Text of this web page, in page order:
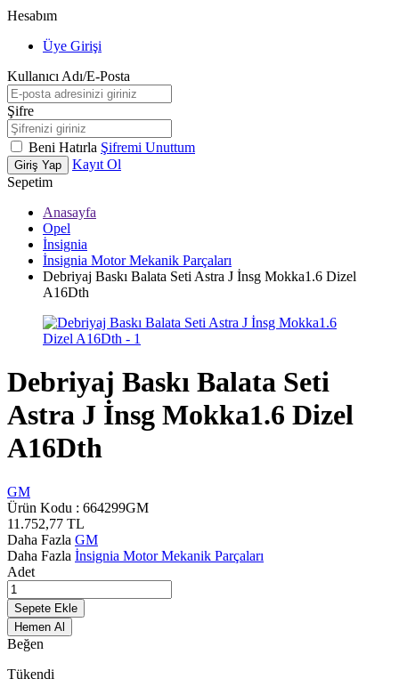
Hesabım
Üye Girişi
Kullanıcı Adı/E-Posta
Şifre
Beni Hatırla Şifremi Unuttum
Giriş Yap
Kayıt Ol
Sepetim
Anasayfa
Opel
İnsignia
İnsignia Motor Mekanik Parçaları
Debriyaj Baskı Balata Seti Astra J İnsg Mokka1.6 Dizel
A16Dth
Debriyaj Baskı Balata Seti
Astra J İnsg Mokka1.6 Dizel
A16Dth
GM
Ürün Kodu : 664299GM
11.752,77 TL
Daha Fazla GM
Daha Fazla İnsignia Motor Mekanik Parçaları
Adet
Sepete Ekle
Hemen Al
Beğen
Tükendi